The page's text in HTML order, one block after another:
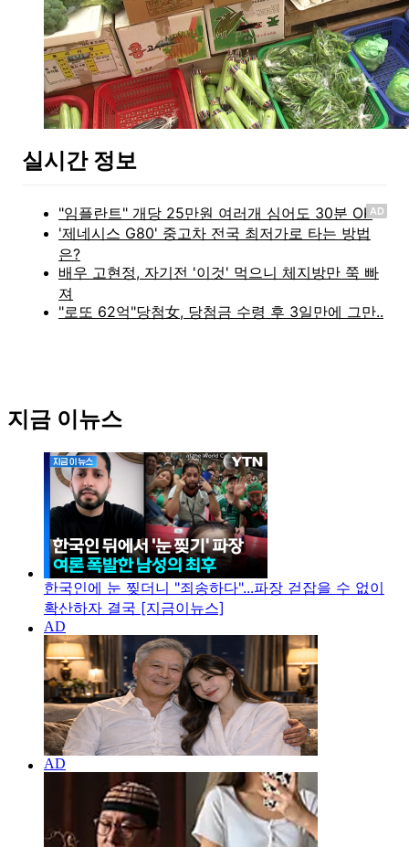
실시간 정보
AD
지금 이뉴스
한국인에 눈 찢더니 "죄송하다"...파장 걷잡을 수 없이
확산하자 결국 [지금이뉴스]